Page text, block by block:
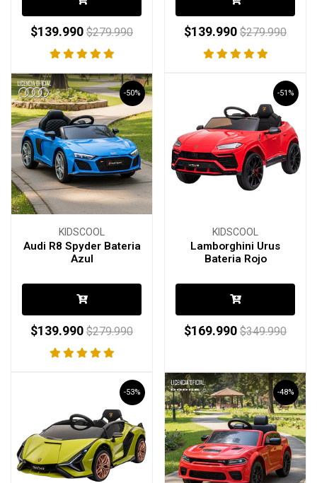
$139.990 $279.990 $139.990 $279.990
-50%
KIDSCOOL
Audi R8 Spyder Bateria
Azul
$139.990 $279.990
-51%
KIDSCOOL
Lamborghini Urus
Bateria Rojo
$169.990 $349.990
-53% -48%